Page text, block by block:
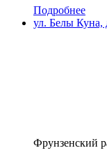
Подробнее
ул. Белы Куна,
Фрунзенский